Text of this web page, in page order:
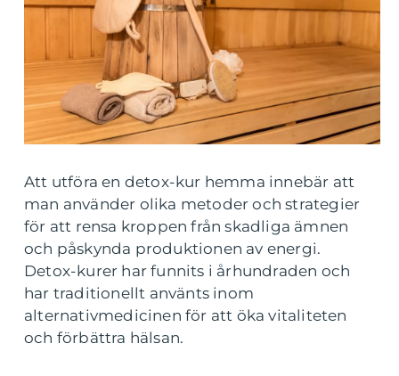
Att utföra en detox-kur hemma innebär att
man använder olika metoder och strategier
för att rensa kroppen från skadliga ämnen
och påskynda produktionen av energi.
Detox-kurer har funnits i århundraden och
har traditionellt använts inom
alternativmedicinen för att öka vitaliteten
och förbättra hälsan.